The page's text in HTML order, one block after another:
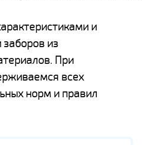
и
заборов из
При
всех
норм и правил